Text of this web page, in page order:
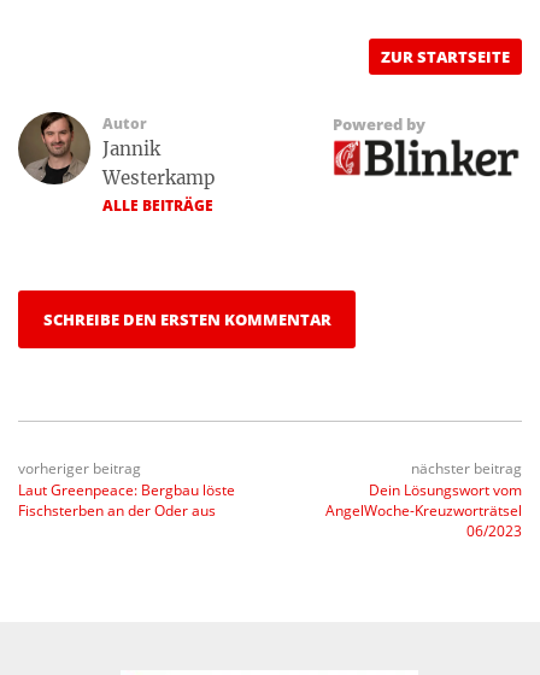
ZUR STARTSEITE
Autor
Jannik
Westerkamp
ALLE BEITRÄGE
Powered by
SCHREIBE DEN ERSTEN KOMMENTAR
vorheriger beitrag
Laut Greenpeace: Bergbau löste
Fischsterben an der Oder aus
nächster beitrag
Dein Lösungswort vom
AngelWoche-Kreuzworträtsel
06/2023